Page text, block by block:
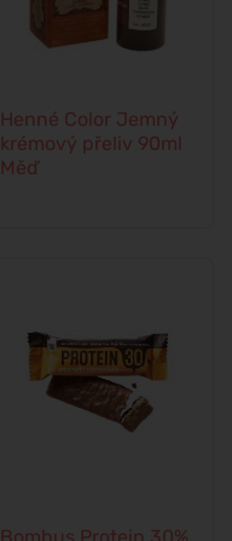
Henné Color Jemný
krémový přeliv 90ml
Měď